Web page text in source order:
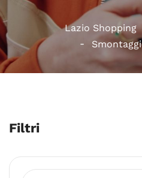
Lazio Shopping
Filtri